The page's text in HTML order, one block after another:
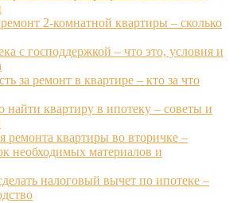
2-комнатной квартиры – сколько
с господдержкой – что это, условия и
за ремонт в квартире – кто за что
найти квартиру в ипотеку – советы и
ремонта квартиры во вторичке –
необходимых материалов и
налоговый вычет по ипотеке –